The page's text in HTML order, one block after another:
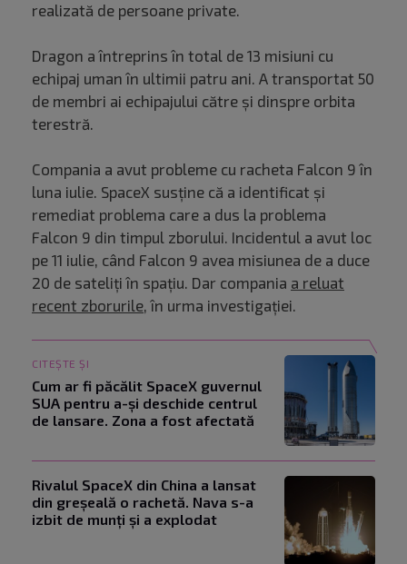
realizată de persoane private.
Dragon a întreprins în total de 13 misiuni cu
echipaj uman în ultimii patru ani. A transportat 50
de membri ai echipajului către şi dinspre orbita
terestră.
Compania a avut probleme cu racheta Falcon 9 în
luna iulie. SpaceX susține că a identificat și
remediat problema care a dus la problema
Falcon 9 din timpul zborului. Incidentul a avut loc
pe 11 iulie, când Falcon 9 avea misiunea de a duce
20 de sateliți în spațiu. Dar compania a reluat
recent zborurile, în urma investigației.
CITEȘTE ȘI
Cum ar fi păcălit SpaceX guvernul
SUA pentru a-și deschide centrul
de lansare. Zona a fost afectată
Rivalul SpaceX din China a lansat
din greșeală o rachetă. Nava s-a
izbit de munți și a explodat